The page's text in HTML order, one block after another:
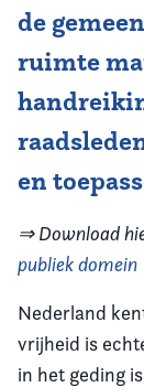
de
ruimte
en
⇒ Download
publiek domein
Nederland
vrijheid is
in het geding